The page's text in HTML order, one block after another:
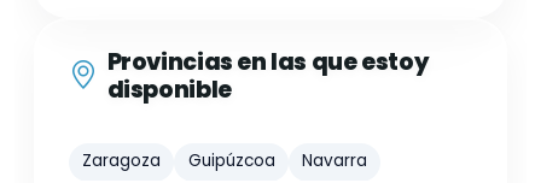
Provincias en las que estoy
disponible
Zaragoza Guipúzcoa Navarra